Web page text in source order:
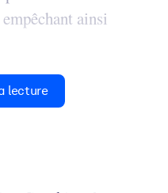
ainsi
lecture